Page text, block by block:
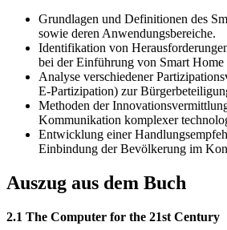
Grundlagen und Definitionen des
sowie deren Anwendungsbereiche.
Identifikation von
bei der Einführung von Smart Home
Analyse verschiedener
E-Partizipation) zur
Methoden der
Kommunikation komplexer
Entwicklung einer
Einbindung der Bevölkerung im
Auszug aus dem Buch
2.1 The Computer for the 21st Century